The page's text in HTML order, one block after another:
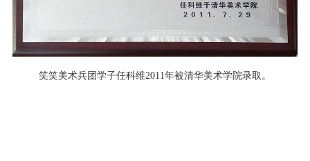
笑笑美术兵团学子任科维2011年被清华美术学院录取。